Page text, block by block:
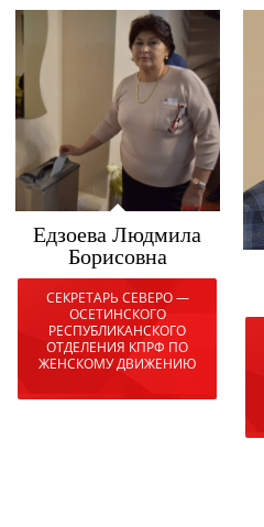
Едзоева Людмила
Борисовна
СЕКРЕТАРЬ СЕВЕРО —
ОСЕТИНСКОГО
РЕСПУБЛИКАНСКОГО
ОТДЕЛЕНИЯ КПРФ ПО
ЖЕНСКОМУ ДВИЖЕНИЮ